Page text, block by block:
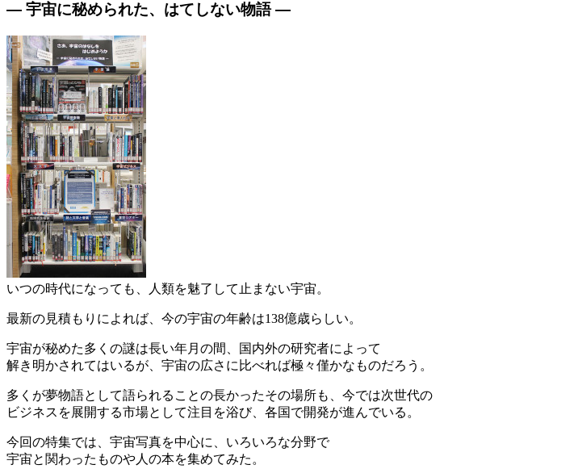
― 宇宙に秘められた、はてしない物語 ―
いつの時代になっても、人類を魅了して止まない宇宙。
最新の見積もりによれば、今の宇宙の年齢は138億歳らしい。
宇宙が秘めた多くの謎は長い年月の間、国内外の研究者によって
解き明かされてはいるが、宇宙の広さに比べれば極々僅かなものだろう。
多くが夢物語として語られることの長かったその場所も、今では次世代の
ビジネスを展開する市場として注目を浴び、各国で開発が進んでいる。
今回の特集では、宇宙写真を中心に、いろいろな分野で
宇宙と関わったものや人の本を集めてみた。